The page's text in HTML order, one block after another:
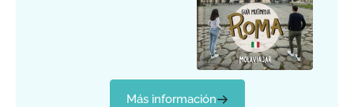
Más información